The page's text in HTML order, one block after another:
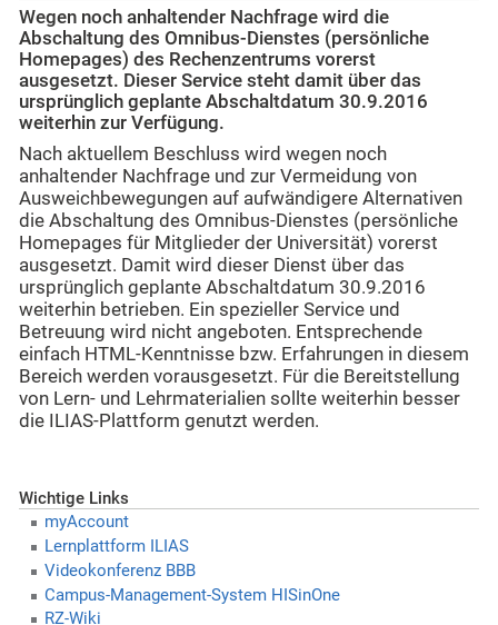
Wegen noch anhaltender Nachfrage wird die
Abschaltung des Omnibus-Dienstes (persönliche
Homepages) des Rechenzentrums vorerst
ausgesetzt. Dieser Service steht damit über das
ursprünglich geplante Abschaltdatum 30.9.2016
weiterhin zur Verfügung.
Nach aktuellem Beschluss wird wegen noch
anhaltender Nachfrage und zur Vermeidung von
Ausweichbewegungen auf aufwändigere Alternativen
die Abschaltung des Omnibus-Dienstes (persönliche
Homepages für Mitglieder der Universität) vorerst
ausgesetzt. Damit wird dieser Dienst über das
ursprünglich geplante Abschaltdatum 30.9.2016
weiterhin betrieben. Ein spezieller Service und
Betreuung wird nicht angeboten. Entsprechende
einfach HTML-Kenntnisse bzw. Erfahrungen in diesem
Bereich werden vorausgesetzt. Für die Bereitstellung
von Lern- und Lehrmaterialien sollte weiterhin besser
die ILIAS-Plattform genutzt werden.
Wichtige Links
myAccount
Lernplattform ILIAS
Videokonferenz BBB
Campus-Management-System HISinOne
RZ-Wiki